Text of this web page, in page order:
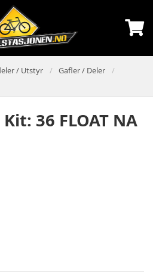
/ Utstyr
Gafler / Deler
36 FLOAT NA